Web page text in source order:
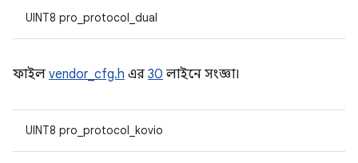
UINT8 pro_protocol_dual
ফাইল vendor_cfg.h এর 30 লাইনে সংজ্ঞা।
UINT8 pro_protocol_kovio